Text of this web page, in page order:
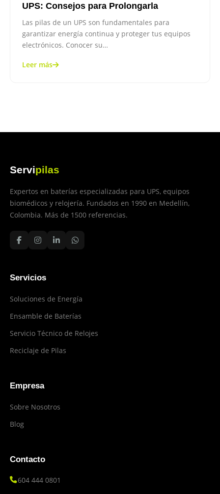
UPS: Consejos para Prolongarla
Las pilas de un UPS son fundamentales para
garantizar energía continua y proteger tus equipos
electrónicos. Conocer su…
Leer más
Servipilas
Expertos en baterías especializadas para UPS, equipos
biomédicos y relojería. Fundados en 1990 en Medellín,
Colombia. Más de 1500 referencias.
Servicios
Soluciones de Energía
Ensamble de Baterías
Servicio Técnico de Relojes
Reciclaje de Pilas
Empresa
Sobre Nosotros
Blog
Contacto
604 444 0801